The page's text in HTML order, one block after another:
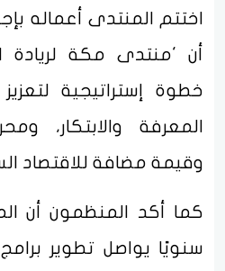
اختتم المنتدى أعماله
خطوة إستراتيجية
المعرفة والابتكار،
وقيمة مضافة للاقتصاد
كما أكد المنظمون أن
سنويًا يواصل تطوير